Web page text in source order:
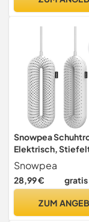
Snowpea
Elektrisch,
Schuh-und
Verschwitzte
Trocknen und
Ausschalten
Snowpea
28,99 € gratis
ZUM